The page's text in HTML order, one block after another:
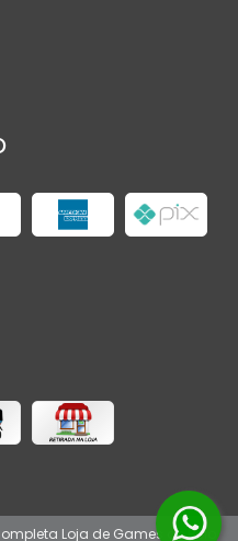
Loja de Games de Belo